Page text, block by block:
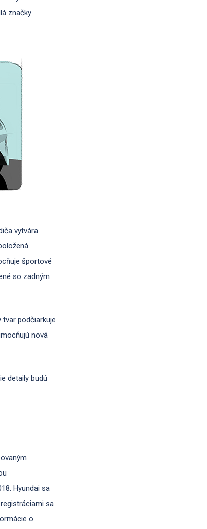
značky
vytvára
športové
so zadným
tvar podčiarkuje
nová
detaily budú
Hyundai sa
sa
o